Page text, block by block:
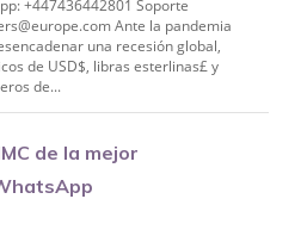
+447436442801 Soporte
Ante la pandemia
una recesión global,
de USD$, libras esterlinas£ y
de...
de la mejor